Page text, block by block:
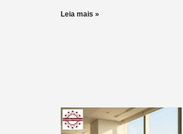
Leia mais »